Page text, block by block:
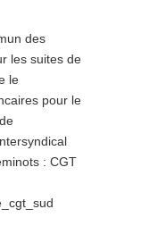
des
les suites de
le
pour le
: CGT